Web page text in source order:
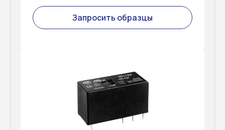
Запросить образцы